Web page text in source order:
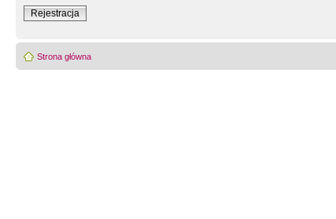
Rejestracja
Strona główna